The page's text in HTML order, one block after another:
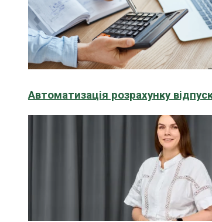
Автоматизація розрахунку